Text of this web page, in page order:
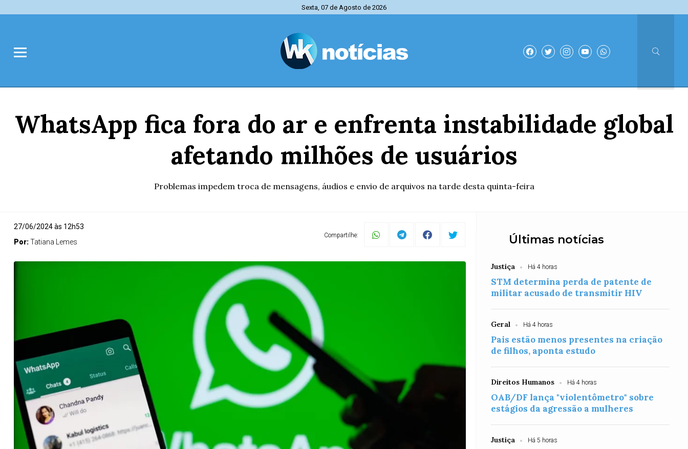
Sexta, 07 de Agosto de 2026
WhatsApp fica fora do ar e enfrenta instabilidade global
afetando milhões de usuários
Problemas impedem troca de mensagens, áudios e envio de arquivos na tarde desta quinta-feira
27/06/2024 às 12h53
Por:Tatiana Lemes
Compartilhe: Últimas notícias
Justiça Há 4 horas
STM determina perda de patente de
militar acusado de transmitir HIV
Geral Há 4 horas
Pais estão menos presentes na criação
de filhos, aponta estudo
Direitos Humanos Há 4 horas
OAB/DF lança "violentômetro" sobre
estágios da agressão a mulheres
Justiça Há 5 horas